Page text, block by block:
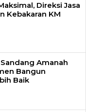
Direksi Jasa
Kebakaran KM
Amanah
Bangun
Baik